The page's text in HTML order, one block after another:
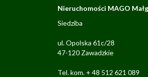
Nieruchomości MAGO
Siedziba
ul. Opolska 61c/28
47-120 Zawadzkie
Tel. kom. + 48 512 621 089